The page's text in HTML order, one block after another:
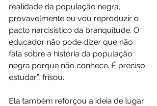
realidade da população negra,
provavelmente eu vou reproduzir o
pacto narcisístico da branquitude. O
educador não pode dizer que não
fala sobre a história da população
negra porque não conhece. É preciso
estudar”, frisou.
Ela também reforçou a ideia de lugar